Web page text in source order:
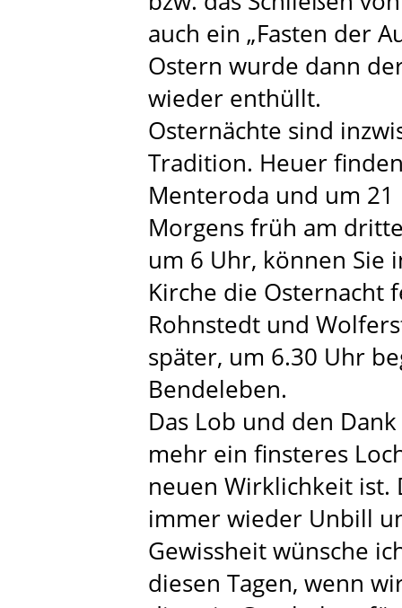
auch ein „Fasten der
Ostern wurde dann
wieder enthüllt.
Osternächte sind
Tradition. Heuer
Menteroda und um 21
Morgens früh am
um 6 Uhr, können Sie
Kirche die Osternacht
Rohnstedt und
später, um 6.30 Uhr
Bendeleben.
Das Lob und den
mehr ein finsteres
neuen Wirklichkeit ist.
immer wieder Unbill
Gewissheit wünsche
diesen Tagen, wenn